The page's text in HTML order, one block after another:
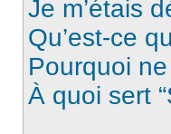
Je m’étais
Qu’est-ce
Pourquoi
À quoi sert